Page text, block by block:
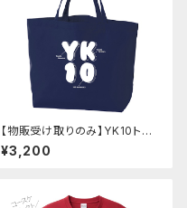
【物販受け取りのみ】YK10トー
トバッグ（3色）
¥3,200